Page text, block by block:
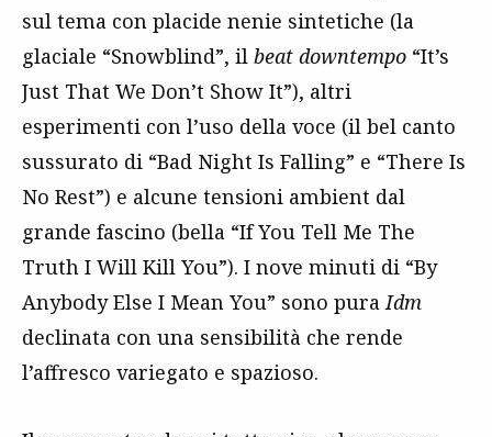
sul tema con placide nenie sintetiche (la
glaciale “Snowblind”, il beat downtempo “It’s
Just That We Don’t Show It”), altri
esperimenti con l’uso della voce (il bel canto
sussurato di “Bad Night Is Falling” e “There Is
No Rest”) e alcune tensioni ambient dal
grande fascino (bella “If You Tell Me The
Truth I Will Kill You”). I nove minuti di “By
Anybody Else I Mean You” sono pura Idm
declinata con una sensibilità che rende
l’affresco variegato e spazioso.